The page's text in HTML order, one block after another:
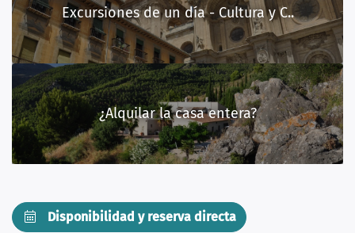
Excursiones de un día - Cultura y C..
¿Alquilar la casa entera?
Disponibilidad y reserva directa